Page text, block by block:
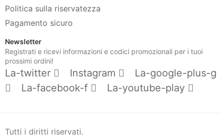
Politica sulla riservatezza
Pagamento sicuro
Newsletter
Registrati e ricevi informazioni e codici promozionali per i tuoi
prossimi ordini!
La-twitter Instagram
La-google-plus-g
La-facebook-f
La-youtube-play
Tutti i diritti riservati.